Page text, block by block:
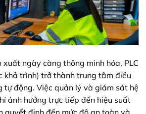
xuất ngày càng thông minh hóa, PLC
khả trình) trở thành trung tâm điều
tự động. Việc quản lý và giám sát hệ
ảnh hưởng trực tiếp đến hiệu suất